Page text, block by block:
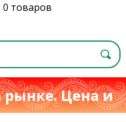
0 товаров
рынке. Цена и